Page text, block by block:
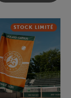
STOCK LIMITÉ